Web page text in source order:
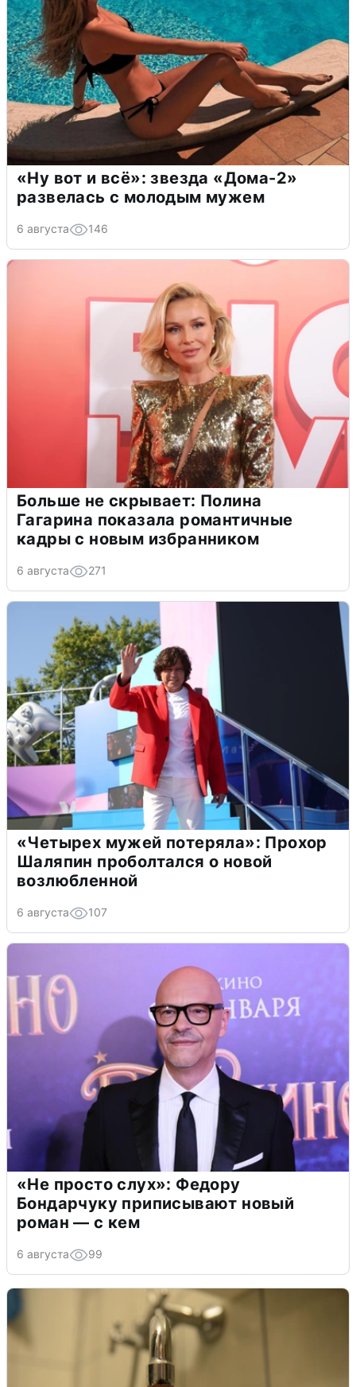
«Ну вот и всё»: звезда «Дома-2»
развелась с молодым мужем
6 августа 146
Больше не скрывает: Полина
Гагарина показала романтичные
кадры с новым избранником
6 августа 271
«Четырех мужей потеряла»: Прохор
Шаляпин проболтался о новой
возлюбленной
6 августа 107
«Не просто слух»: Федору
Бондарчуку приписывают новый
роман — с кем
6 августа 99